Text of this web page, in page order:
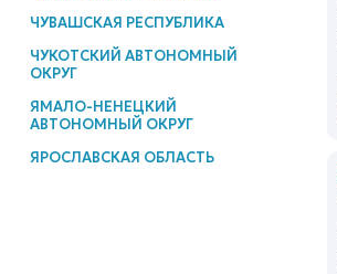
ЧУВАШСКАЯ РЕСПУБЛИКА
ЧУКОТСКИЙ АВТОНОМНЫЙ
ОКРУГ
ЯМАЛО-НЕНЕЦКИЙ
АВТОНОМНЫЙ ОКРУГ
ЯРОСЛАВСКАЯ ОБЛАСТЬ